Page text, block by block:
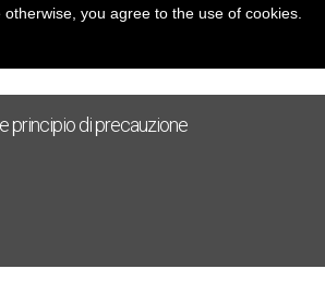
principio di precauzione
you agree to the use of cookies.